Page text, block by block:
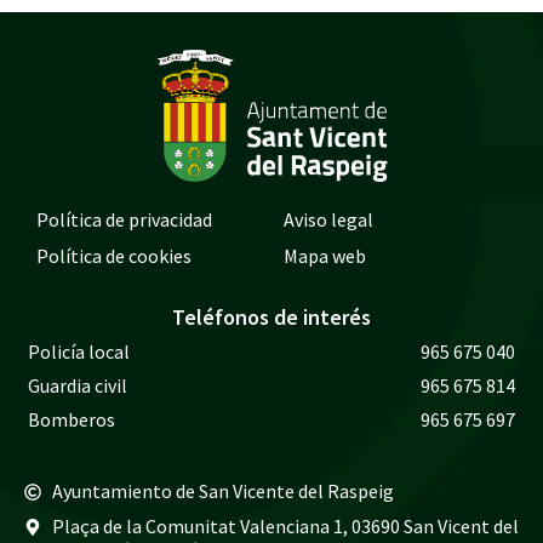
Política de privacidad
Aviso legal
Política de cookies
Mapa web
Teléfonos de interés
Policía local
965 675 040
Guardia civil
965 675 814
Bomberos
965 675 697
Ayuntamiento de San Vicente del Raspeig
Plaça de la Comunitat Valenciana 1, 03690 San Vicent del